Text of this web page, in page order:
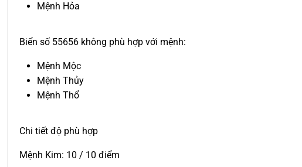
Mệnh Hỏa
Biển số 55656 không phù hợp với mệnh:
Mệnh Mộc
Mệnh Thủy
Mệnh Thổ
Chi tiết độ phù hợp
Mệnh Kim: 10 / 10 điểm